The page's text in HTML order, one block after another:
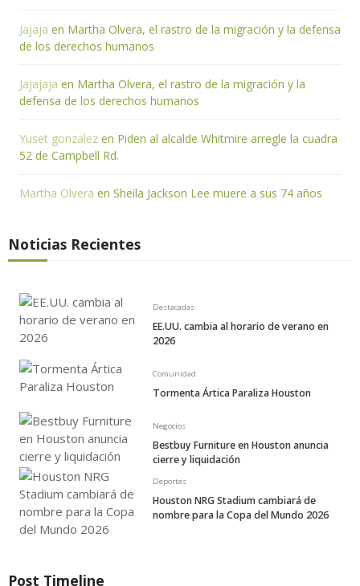
Jajaja en Martha Olvera, el rastro de la migración y la defensa
de los derechos humanos
Jajajaja en Martha Olvera, el rastro de la migración y la
defensa de los derechos humanos
Yuset gonzalez en Piden al alcalde Whitmire arregle la cuadra
52 de Campbell Rd.
Martha Olvera en Sheila Jackson Lee muere a sus 74 años
Noticias Recientes
Destacadas
EE.UU. cambia al horario de verano en
2026
Comunidad
Tormenta Ártica Paraliza Houston
Negocios
Bestbuy Furniture en Houston anuncia
cierre y liquidación
Deportes
Houston NRG Stadium cambiará de
nombre para la Copa del Mundo 2026
Post Timeline